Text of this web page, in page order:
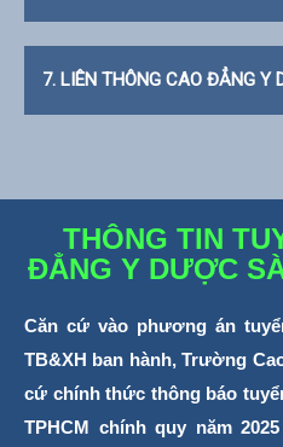
7. LIÊN THÔNG CAO ĐẲNG Y
THÔNG TIN
ĐẲNG Y DƯỢC
Căn cứ vào phương án
TB&XH ban hành, Trường
cứ chính thức thông báo
TPHCM chính quy năm